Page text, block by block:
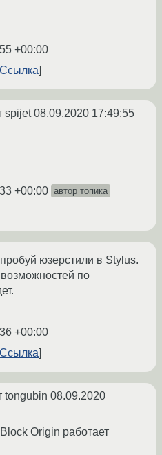
+00:00
Ссылка
spijet08.09.2020 17:49:55
+00:00 автор топика
юзерстили в Stylus.
по
+00:00
Ссылка
tongubin 08.09.2020
Origin работает